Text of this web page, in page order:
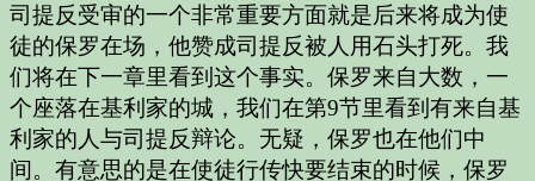
司提反受审的一个非常重要方面就是后来将成为使
徒的保罗在场，他赞成司提反被人用石头打死。我
们将在下一章里看到这个事实。保罗来自大数，一
个座落在基利家的城，我们在第9节里看到有来自基
利家的人与司提反辩论。无疑，保罗也在他们中
间。有意思的是在使徒行传快要结束的时候，保罗